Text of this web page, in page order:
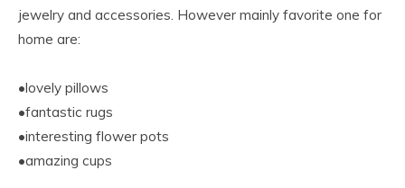
jewelry and accessories. However mainly favorite one for
home are:
•lovely pillows
•fantastic rugs
•interesting flower pots
•amazing cups